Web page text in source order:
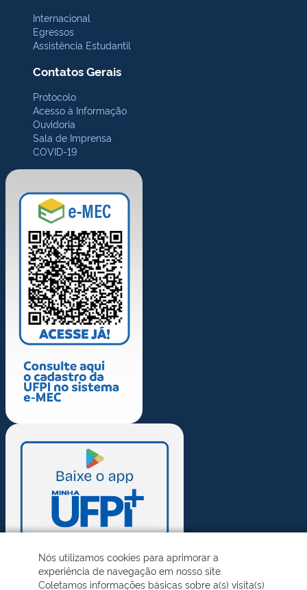
Internacional
Egressos
Assistência Estudantil
Contatos Gerais
Protocolo
Acesso à Informação
Ouvidoria
Sala de Imprensa
COVID-19
Nós utilizamos cookies para aprimorar a
experiência de navegação em nosso site.
Coletamos informações básicas sobre a(s) visita(s)